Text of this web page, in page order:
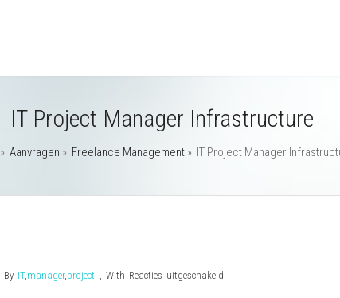
IT Project Manager Infrastructure
» Aanvragen » Freelance Management » IT Project Manager
By IT,manager,project , With Reacties uitgeschakeld